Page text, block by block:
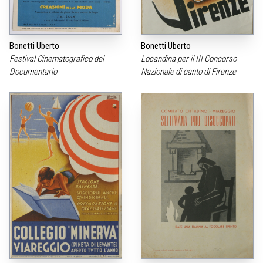
Fusco carboncino su carta, cm.19×13,5
Via… verso il mare, anni ’30
acquerello e matita su carta,
cm.22,5×17
Bonetti Uberto
Festival Cinematografico del
Documentario
Bonetti Uberto
Locandina per il III Concorso
Nazionale di canto di Firenze